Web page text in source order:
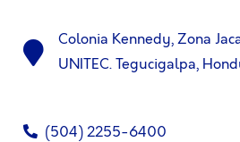
Colonia Kennedy, Zona
UNITEC. Tegucigalpa,
(504) 2255-6400